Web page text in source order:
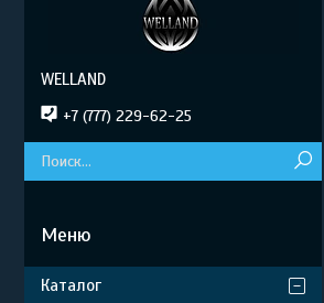
WELLAND
+7 (777) 229-62-25
Каталог